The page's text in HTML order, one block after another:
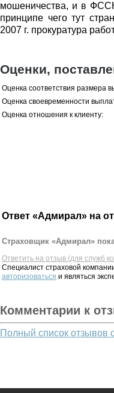
мошеничества, и в
принципе чего тут
2007 г. прокуратура
Оценки,
Оценка соответствия размера
Оценка своевременности
Оценка отношения к клиенту:
Ответ «Адмирал» на
Страховщик «Адмирал»
Ответить на отзыв (для служб
Специалист страховой
авторизоваться и являться
Комментарии к
Полный список отзывов